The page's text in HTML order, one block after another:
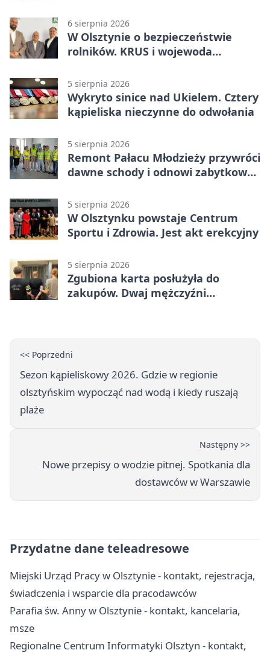
6 sierpnia 2026
W Olsztynie o bezpieczeństwie
rolników. KRUS i wojewoda
5 sierpnia 2026
Wykryto sinice nad Ukielem. Cztery
kąpieliska nieczynne do odwołania
5 sierpnia 2026
Remont Pałacu Młodzieży przywróci
dawne schody i odnowi zabytkowy
5 sierpnia 2026
W Olsztynku powstaje Centrum
Sportu i Zdrowia. Jest akt erekcyjny
5 sierpnia 2026
Zgubiona karta posłużyła do
zakupów. Dwaj mężczyźni
<< Poprzedni
Sezon kąpieliskowy 2026. Gdzie w regionie
olsztyńskim wypocząć nad wodą i kiedy ruszają
plaże
Następny >>
Nowe przepisy o wodzie pitnej. Spotkania dla
dostawców w Warszawie
Przydatne dane teleadresowe
Miejski Urząd Pracy w Olsztynie - kontakt, rejestracja,
świadczenia i wsparcie dla pracodawców
Parafia św. Anny w Olsztynie - kontakt, kancelaria,
msze
Regionalne Centrum Informatyki Olsztyn - kontakt,